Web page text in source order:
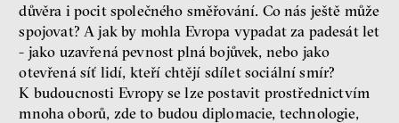
sociální sítě
Zobrazit více
důvěra i pocit společného směřování. Co nás ještě může
spojovat? A jak by mohla Evropa vypadat za padesát let
- jako uzavřená pevnost plná bojůvek, nebo jako
otevřená síť lidí, kteří chtějí sdílet sociální smír?
K budoucnosti Evropy se lze postavit prostřednictvím
mnoha oborů, zde to budou diplomacie, technologie,